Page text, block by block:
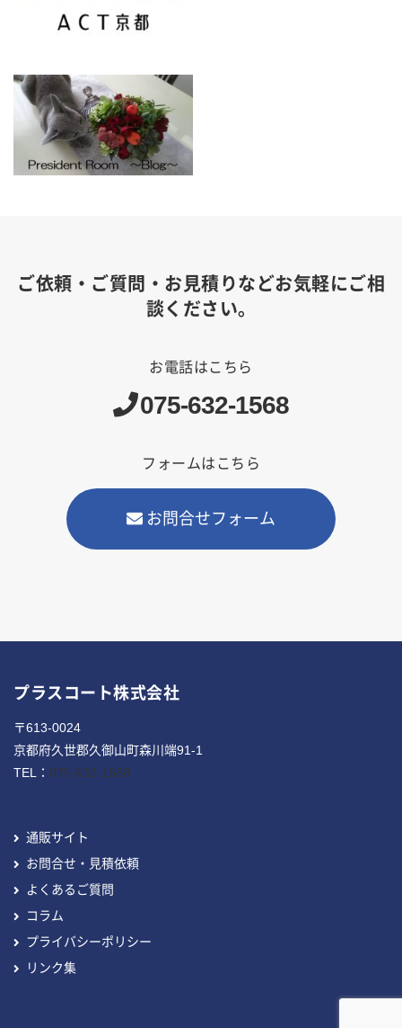
ご依頼・ご質問・お見積りなどお気軽にご相
談ください。
お電話はこちら
075-632-1568
フォームはこちら
お問合せフォーム
プラスコート株式会社
〒613-0024
京都府久世郡久御山町森川端91-1
TEL： 075-632-1568
通販サイト
お問合せ・見積依頼
よくあるご質問
コラム
プライバシーポリシー
リンク集